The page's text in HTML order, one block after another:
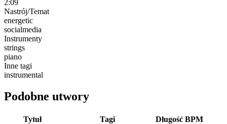
2:09
Nastrój/Temat
energetic
socialmedia
Instrumenty
strings
piano
Inne tagi
instrumental
Podobne utwory
Tytuł Tagi Długość BPM